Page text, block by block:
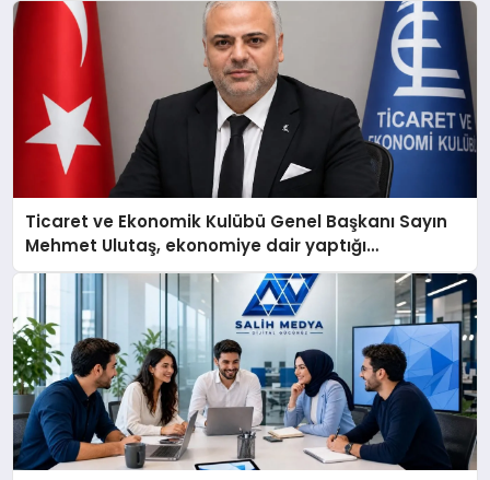
Ticaret ve Ekonomik Kulübü Genel Başkanı Sayın
Mehmet Ulutaş, ekonomiye dair yaptığı
açıklamada şunları kaydetti: